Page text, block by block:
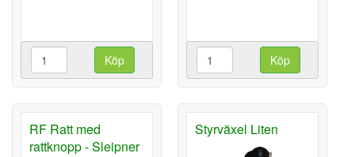
Köp Köp
RF Ratt med
rattknopp - Sleipner
Styrväxel Liten